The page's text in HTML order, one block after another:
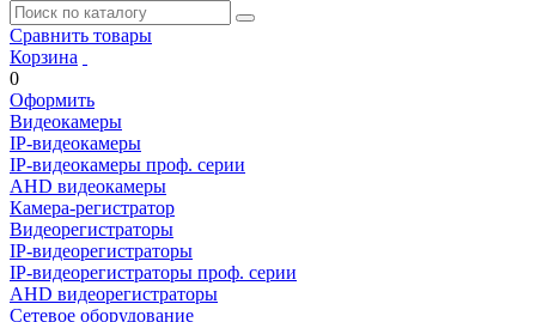
Сравнить товары
Корзина
0
Оформить
Видеокамеры
IP-видеокамеры
IP-видеокамеры проф. серии
AHD видеокамеры
Камера-регистратор
Видеорегистраторы
IP-видеорегистраторы
IP-видеорегистраторы проф. серии
AHD видеорегистраторы
Сетевое оборудование